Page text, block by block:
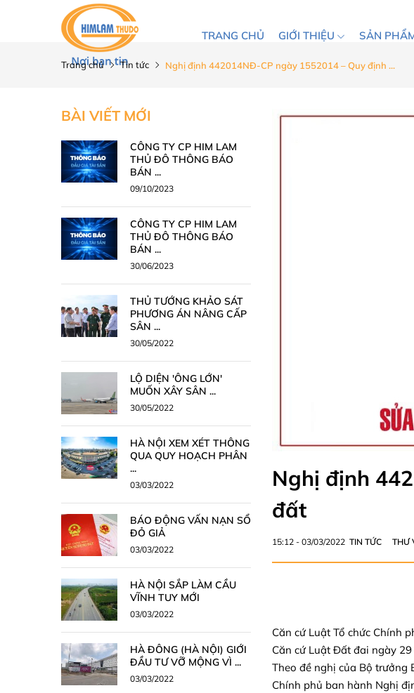
TRANG CHỦ GIỚI THIỆU SẢN
Trang chủ Tin tức Nghị định 442014NĐ-CP ngày 1552014 – Quy định ...
BÀI VIẾT MỚI
CÔNG TY CP HIM LAM
THỦ ĐÔ THÔNG BÁO
BÁN ...
09/10/2023
CÔNG TY CP HIM LAM
THỦ ĐÔ THÔNG BÁO
BÁN ...
30/06/2023
THỦ TƯỚNG KHẢO SÁT
PHƯƠNG ÁN NÂNG CẤP
SÂN ...
30/05/2022
LỘ DIỆN 'ÔNG LỚN'
MUỐN XÂY SÂN ...
30/05/2022
HÀ NỘI XEM XÉT THÔNG
QUA QUY HOẠCH PHÂN
...
03/03/2022
BÁO ĐỘNG VẤN NẠN SỔ
ĐỎ GIẢ
03/03/2022
HÀ NỘI SẮP LÀM CẦU
VĨNH TUY MỚI
03/03/2022
HÀ ĐÔNG (HÀ NỘI) GIỚI
ĐẦU TƯ VỠ MỘNG VÌ ...
03/03/2022
Nghị định
đất
15:12 - 03/03/2022 TIN TỨC THƯ
Căn cứ Luật Tổ chức Chính
Căn cứ Luật Đất đai ngày
Theo đề nghị của Bộ trưởng
Chính phủ ban hành Nghị